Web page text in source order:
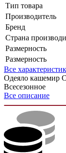
Тип товара
Производитель
Бренд
Страна
Размерность
Размерность
Все
Одеяло кашемир
Всесезонное
Все описание